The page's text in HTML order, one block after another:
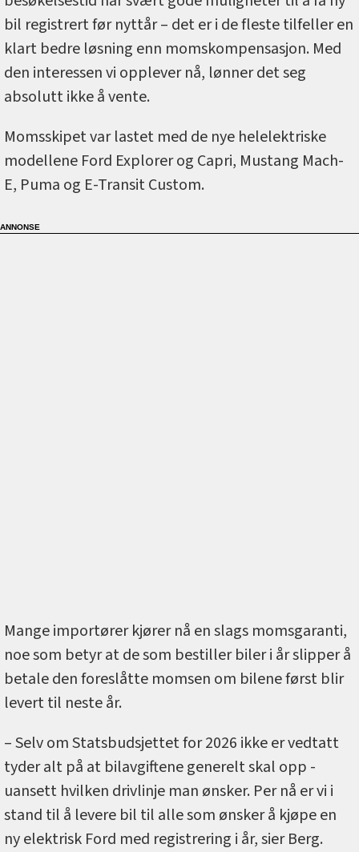
bil registrert før nyttår – det er i de fleste tilfeller en
klart bedre løsning enn momskompensasjon. Med
den interessen vi opplever nå, lønner det seg
absolutt ikke å vente.
Momsskipet var lastet med de nye helelektriske
modellene Ford Explorer og Capri, Mustang Mach-
E, Puma og E-Transit Custom.
Mange importører kjører nå en slags momsgaranti,
noe som betyr at de som bestiller biler i år slipper å
betale den foreslåtte momsen om bilene først blir
levert til neste år.
– Selv om Statsbudsjettet for 2026 ikke er vedtatt
tyder alt på at bilavgiftene generelt skal opp -
uansett hvilken drivlinje man ønsker. Per nå er vi i
stand til å levere bil til alle som ønsker å kjøpe en
ny elektrisk Ford med registrering i år, sier Berg.